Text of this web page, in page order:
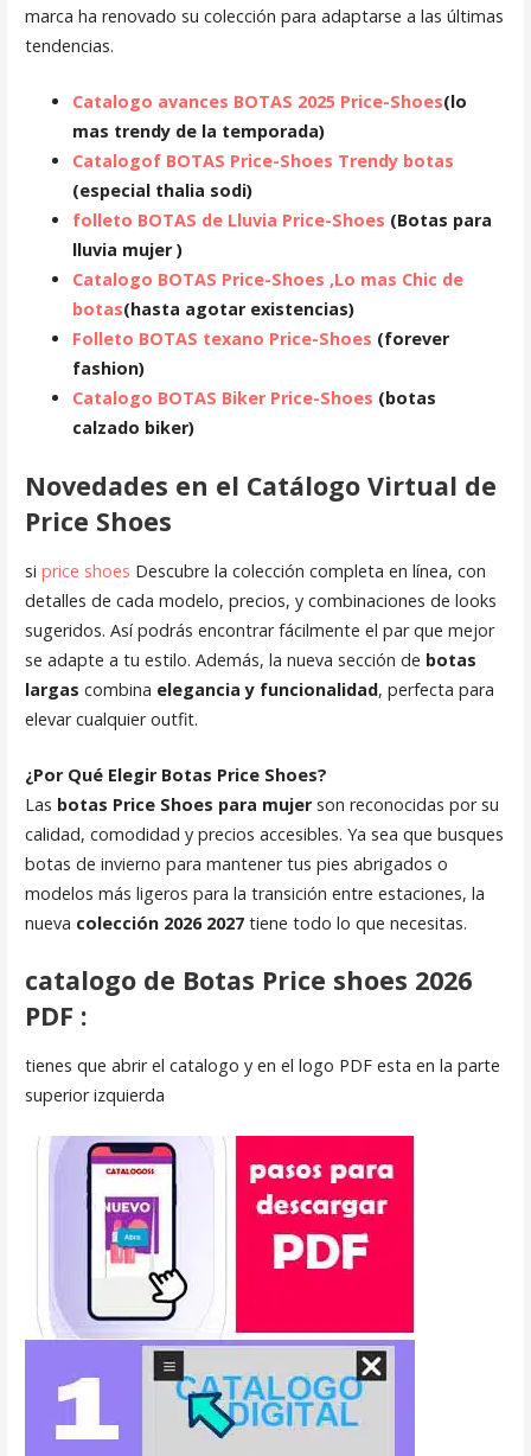
marca ha renovado su colección para adaptarse a las últimas
tendencias.
Catalogo avances BOTAS 2025 Price-Shoes(lo
mas trendy de la temporada)
Catalogof BOTAS Price-Shoes Trendy botas
(especial thalia sodi)
folleto BOTAS de Lluvia Price-Shoes (Botas para
lluvia mujer )
Catalogo BOTAS Price-Shoes ,Lo mas Chic de
botas(hasta agotar existencias)
Folleto BOTAS texano Price-Shoes (forever
fashion)
Catalogo BOTAS Biker Price-Shoes (botas
calzado biker)
Novedades en el Catálogo Virtual de
Price Shoes
si price shoes Descubre la colección completa en línea, con
detalles de cada modelo, precios, y combinaciones de looks
sugeridos. Así podrás encontrar fácilmente el par que mejor
se adapte a tu estilo. Además, la nueva sección de botas
largas combina elegancia y funcionalidad, perfecta para
elevar cualquier outfit.
¿Por Qué Elegir Botas Price Shoes?
Las botas Price Shoes para mujerson reconocidas por su
calidad, comodidad y precios accesibles. Ya sea que busques
botas de invierno para mantener tus pies abrigados o
modelos más ligeros para la transición entre estaciones, la
nueva colección 2026 2027tiene todo lo que necesitas.
catalogo de Botas Price shoes 2026
PDF :
tienes que abrir el catalogo y en el logo PDF esta en la parte
superior izquierda